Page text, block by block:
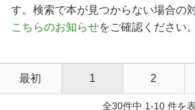
す。検索で本が見つからない場合の
こちらのお知らせをご確認ください。
最初 1 2
全30件中 1-10 件を